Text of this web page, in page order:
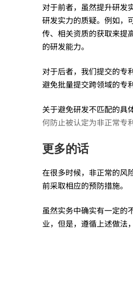
对于前者，虽然提升研发
研发实力的质疑。例如，
传、相关资质的获取来提
的研发能力。
对于后者，我们提交的专
避免批量提交跨领域的专
关于避免研发不匹配的具
何防止被认定为非正常
更多的话
在很多时候，非正常的风
前采取相应的预防措施。
虽然实务中确实有一定的
业，但是，遵循上述做法